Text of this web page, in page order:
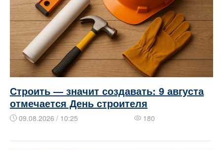
Строить — значит создавать: 9 августа
отмечается День строителя
09.08.2026 / 10:25 180